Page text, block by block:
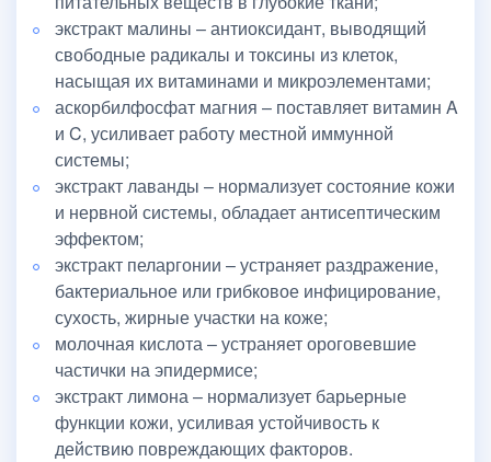
экстракт малины – антиоксидант, выводящий
свободные радикалы и токсины из клеток,
насыщая их витаминами и микроэлементами;
аскорбилфосфат магния – поставляет витамин A
и C, усиливает работу местной иммунной
системы;
экстракт лаванды – нормализует состояние кожи
и нервной системы, обладает антисептическим
эффектом;
экстракт пеларгонии – устраняет раздражение,
бактериальное или грибковое инфицирование,
сухость, жирные участки на коже;
молочная кислота – устраняет ороговевшие
частички на эпидермисе;
экстракт лимона – нормализует барьерные
функции кожи, усиливая устойчивость к
действию повреждающих факторов.